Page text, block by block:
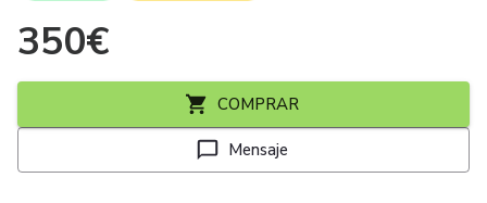
350€
COMPRAR
Mensaje